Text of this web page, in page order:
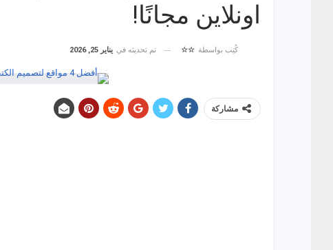
اونلاين مجانًا!
كُتِب بواسطة ☆☆ تم تحديثه في يناير 25, 2026
مشاركة